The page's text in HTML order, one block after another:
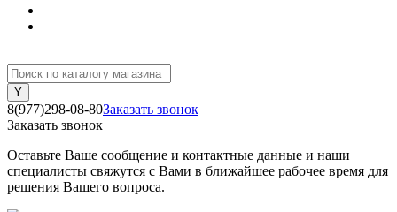
8(977)298-08-80Заказать звонок
Заказать звонок
Оставьте Ваше сообщение и контактные данные и наши
специалисты свяжутся с Вами в ближайшее рабочее время для
решения Вашего вопроса.